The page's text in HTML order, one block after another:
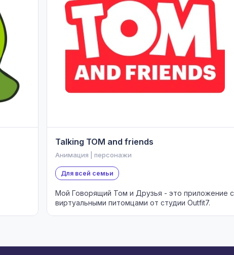
Talking TOM and friends
Анимация | персонажи
Для всей семьи
Мой Говорящий Том и Друзья - это приложение с
виртуальными питомцами от студии Outfit7.